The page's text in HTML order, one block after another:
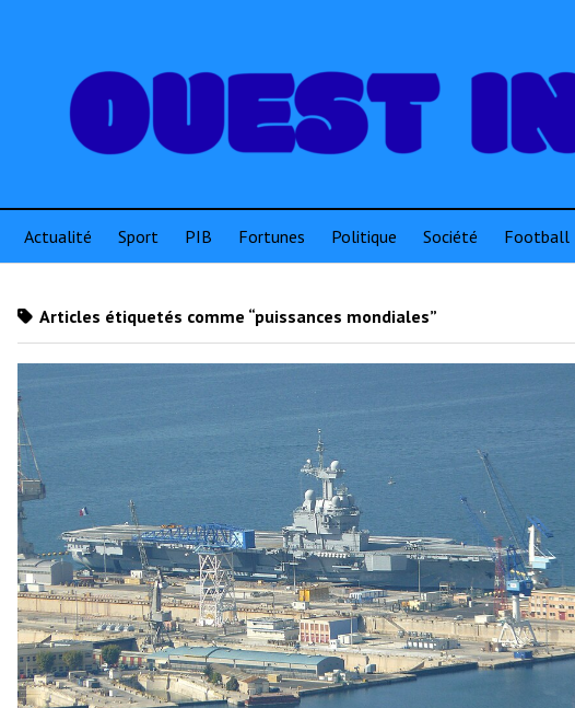
Actualité Sport PIB Fortunes Politique Société Football
Articles étiquetés comme “puissances mondiales”